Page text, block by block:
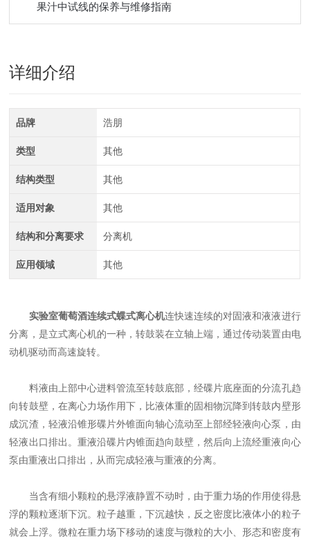
果汁中试线的保养与维修指南
详细介绍
品牌 浩朋
类型 其他
结构类型 其他
适用对象 其他
结构和分离要求 分离机
应用领域 其他
实验室葡萄酒连续式蝶式离心机连快速连续的对固液和液液进行
分离，是立式离心机的一种，转鼓装在立轴上端，通过传动装置由电
动机驱动而高速旋转。
料液由上部中心进料管流至转鼓底部，经碟片底座面的分流孔趋
向转鼓壁，在离心力场作用下，比液体重的固相物沉降到转鼓内壁形
成沉渣，轻液沿锥形碟片外锥面向轴心流动至上部经轻液向心泵，由
轻液出口排出。重液沿碟片内锥面趋向鼓壁，然后向上流经重液向心
泵由重液出口排出，从而完成轻液与重液的分离。
当含有细小颗粒的悬浮液静置不动时，由于重力场的作用使得悬
浮的颗粒逐渐下沉。粒子越重，下沉越快，反之密度比液体小的粒子
就会上浮。微粒在重力场下移动的速度与微粒的大小、形态和密度有